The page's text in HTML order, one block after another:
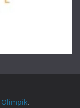
Olimpik.